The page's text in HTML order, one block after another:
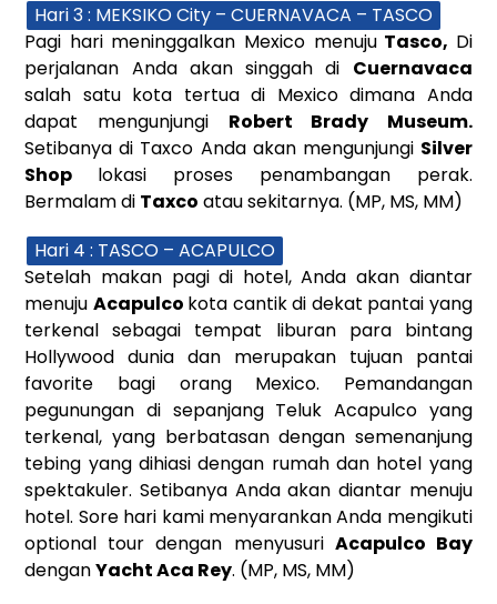
Hari 3 : MEKSIKO City – CUERNAVACA – TASCO
Pagi hari meninggalkan Mexico menujuTasco, Di
perjalanan Anda akan singgah di Cuernavaca
salah satu kota tertua di Mexico dimana Anda
dapat mengunjungi Robert Brady Museum.
Setibanya di Taxco Anda akan mengunjungi Silver
Shop lokasi proses penambangan perak.
Bermalam di Taxco atau sekitarnya. (MP, MS, MM)
Hari 4 : TASCO – ACAPULCO
Setelah makan pagi di hotel, Anda akan diantar
menuju Acapulco kota cantik di dekat pantai yang
terkenal sebagai tempat liburan para bintang
Hollywood dunia dan merupakan tujuan pantai
favorite bagi orang Mexico. Pemandangan
pegunungan di sepanjang Teluk Acapulco yang
terkenal, yang berbatasan dengan semenanjung
tebing yang dihiasi dengan rumah dan hotel yang
spektakuler. Setibanya Anda akan diantar menuju
hotel. Sore hari kami menyarankan Anda mengikuti
optional tour dengan menyusuri Acapulco Bay
denganYacht Aca Rey. (MP, MS, MM)